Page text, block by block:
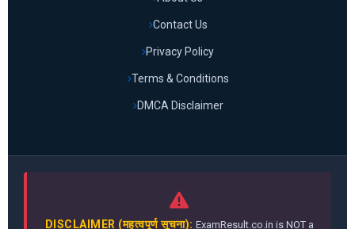
Contact Us
Privacy Policy
Terms & Conditions
DMCA Disclaimer
DISCLAIMER (महत्वपूर्ण सूचना): ExamResult.co.in is NOT a